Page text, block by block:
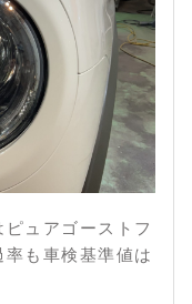
ュアゴーストフ
も車検基準値は